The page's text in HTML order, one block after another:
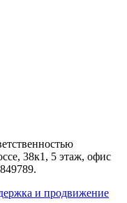
38к1, 5 этаж, офис
и продвижение